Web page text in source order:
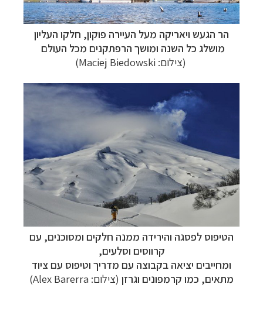
הר הגעש ויאריקה מעל העיירה פוקון, חלקו העליון
מושלג כל השנה ומושך הרפתקנים מכל העולם
(צילום: Maciej Biedowski)
הטיפוס לפסגה והירידה ממנה חלקים ומסוכנים, עם
קרווסים וסלעים,
ומחייבים יציאה בקבוצה עם מדריך וטיפוס עם ציוד
מתאים, כמו קרמפונים וגרזן (צילום: Alex Barerra
)